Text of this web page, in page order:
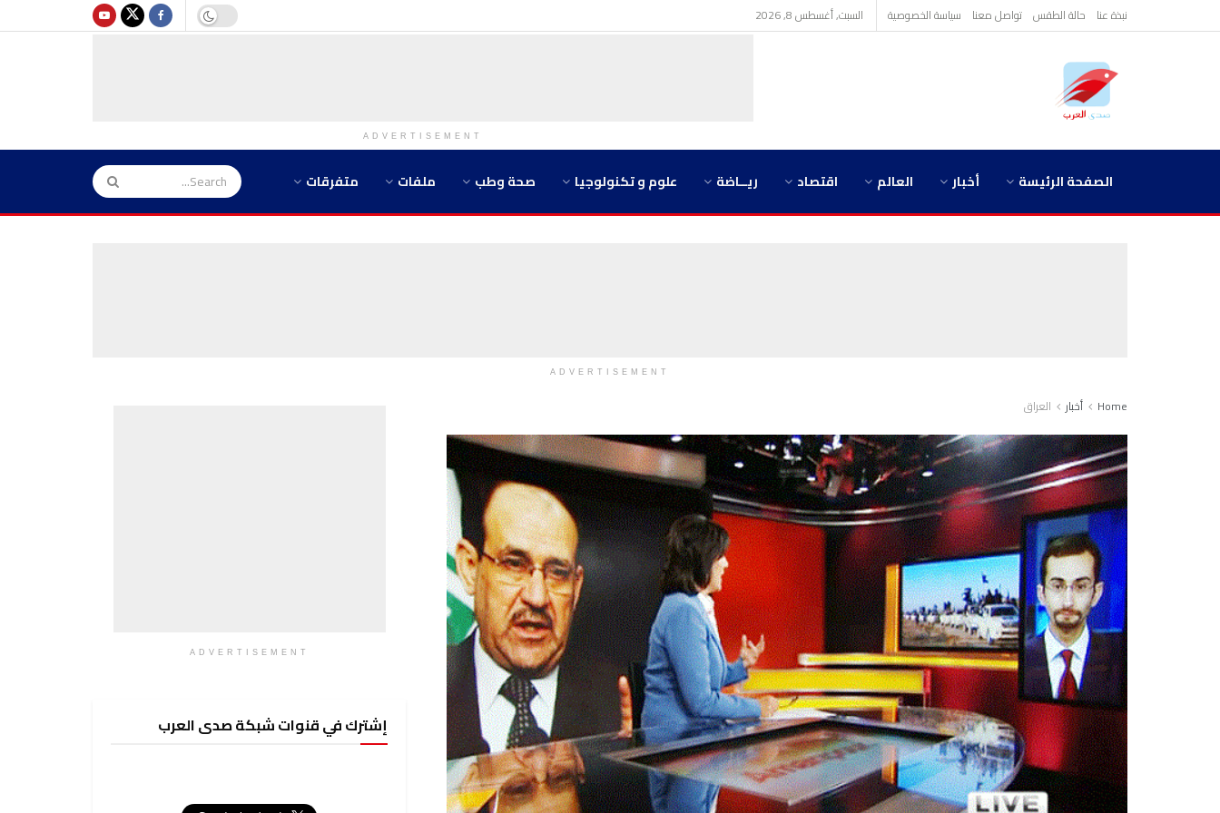
نبذة عنا حالة الطقس تواصل معنا سياسة الخصوصية السبت, أغسطس 8, 2026
ADVERTISEMENT
الصفحة الرئيسة أخبار العالم اقتصاد ريــاضة علوم و تكنولوجيا صحة وطب ملفات متفرقات
ADVERTISEMENT
Home أخبار العراق
ADVERTISEMENT
إشترك في قنوات شبكة صدى العرب